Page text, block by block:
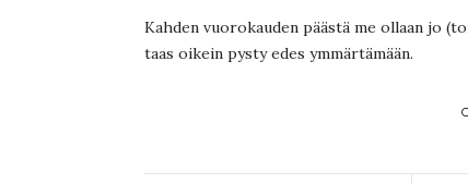
Kahden vuorokauden päästä me ollaan jo
taas oikein pysty edes ymmärtämään.